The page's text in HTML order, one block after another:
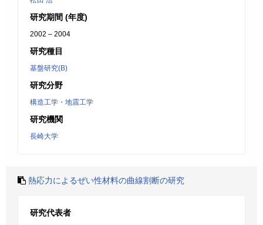
研究期間 (年度)
2002 – 2004
研究種目
基盤研究(B)
研究分野
構造工学・地震工学
研究機関
長崎大学
熱応力によるぜい性材料の曲線割断の研究
研究代表者